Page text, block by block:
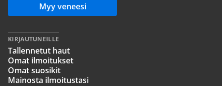
Myy veneesi
KIRJAUTUNEILLE
Tallennetut haut
Omat ilmoitukset
Omat suosikit
Mainosta ilmoitustasi